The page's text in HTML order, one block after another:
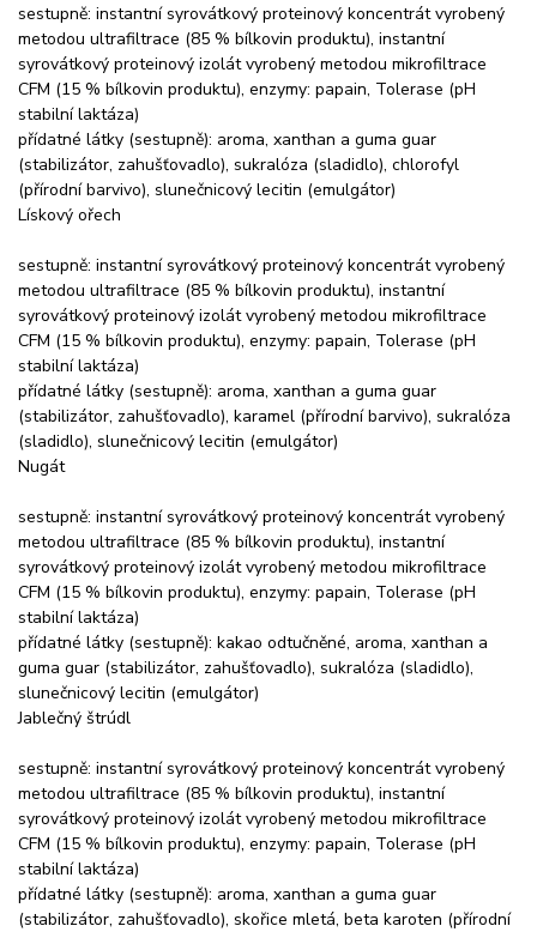
sestupně: instantní syrovátkový proteinový koncentrát vyrobený
metodou ultrafiltrace (85 % bílkovin produktu), instantní
syrovátkový proteinový izolát vyrobený metodou mikrofiltrace
CFM (15 % bílkovin produktu), enzymy: papain, Tolerase (pH
stabilní laktáza)
přídatné látky (sestupně): aroma, xanthan a guma guar
(stabilizátor, zahušťovadlo), sukralóza (sladidlo), chlorofyl
(přírodní barvivo), slunečnicový lecitin (emulgátor)
Lískový ořech
sestupně: instantní syrovátkový proteinový koncentrát vyrobený
metodou ultrafiltrace (85 % bílkovin produktu), instantní
syrovátkový proteinový izolát vyrobený metodou mikrofiltrace
CFM (15 % bílkovin produktu), enzymy: papain, Tolerase (pH
stabilní laktáza)
přídatné látky (sestupně): aroma, xanthan a guma guar
(stabilizátor, zahušťovadlo), karamel (přírodní barvivo), sukralóza
(sladidlo), slunečnicový lecitin (emulgátor)
Nugát
sestupně: instantní syrovátkový proteinový koncentrát vyrobený
metodou ultrafiltrace (85 % bílkovin produktu), instantní
syrovátkový proteinový izolát vyrobený metodou mikrofiltrace
CFM (15 % bílkovin produktu), enzymy: papain, Tolerase (pH
stabilní laktáza)
přídatné látky (sestupně): kakao odtučněné, aroma, xanthan a
guma guar (stabilizátor, zahušťovadlo), sukralóza (sladidlo),
slunečnicový lecitin (emulgátor)
Jablečný štrúdl
sestupně: instantní syrovátkový proteinový koncentrát vyrobený
metodou ultrafiltrace (85 % bílkovin produktu), instantní
syrovátkový proteinový izolát vyrobený metodou mikrofiltrace
CFM (15 % bílkovin produktu), enzymy: papain, Tolerase (pH
stabilní laktáza)
přídatné látky (sestupně): aroma, xanthan a guma guar
(stabilizátor, zahušťovadlo), skořice mletá, beta karoten (přírodní